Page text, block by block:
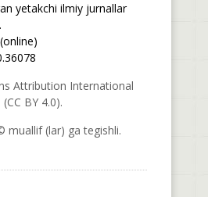
yetakchi ilmiy jurnallar
Attribution International
BY 4.0).
muallif (lar) ga tegishli.